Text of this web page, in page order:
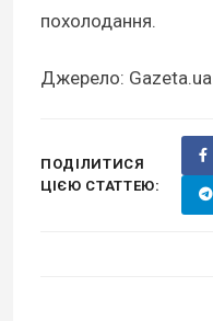
похолодання.
Джерело: Gazeta.ua
ПОДІЛИТИСЯ
ЦІЄЮ СТАТТЕЮ: